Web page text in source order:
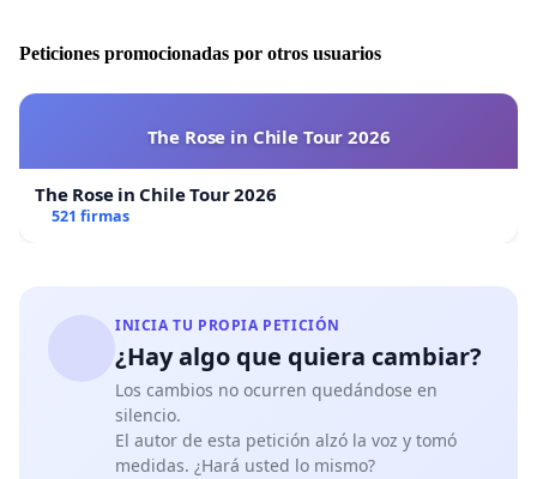
Peticiones promocionadas por otros usuarios
The Rose in Chile Tour 2026
The Rose in Chile Tour 2026
521 firmas
INICIA TU PROPIA PETICIÓN
¿Hay algo que quiera cambiar?
Los cambios no ocurren quedándose en
silencio.
El autor de esta petición alzó la voz y tomó
medidas. ¿Hará usted lo mismo?